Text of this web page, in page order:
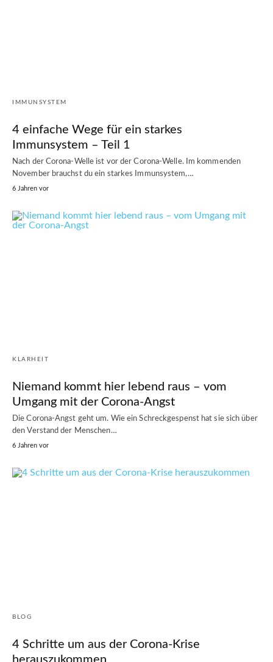
IMMUNSYSTEM
4 einfache Wege für ein starkes
Immunsystem – Teil 1
Nach der Corona-Welle ist vor der Corona-Welle. Im kommenden
November brauchst du ein starkes Immunsystem,…
6 Jahren vor
KLARHEIT
Niemand kommt hier lebend raus – vom
Umgang mit der Corona-Angst
Die Corona-Angst geht um. Wie ein Schreckgespenst hat sie sich über
den Verstand der Menschen…
6 Jahren vor
BLOG
4 Schritte um aus der Corona-Krise
herauszukommen